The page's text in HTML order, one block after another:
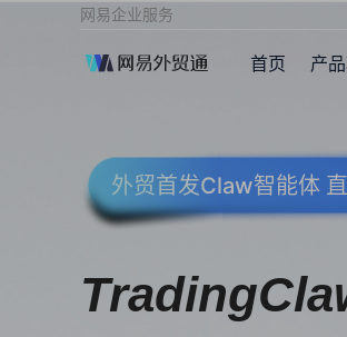
网易企业服务
首页 产
外贸首发Claw智能体